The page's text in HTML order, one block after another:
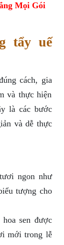
Mọi Gói
tẩy uế
cách, gia
và thực hiện
là các bước
và dễ thực
ngon như
tượng cho
sen được
mới trong lễ